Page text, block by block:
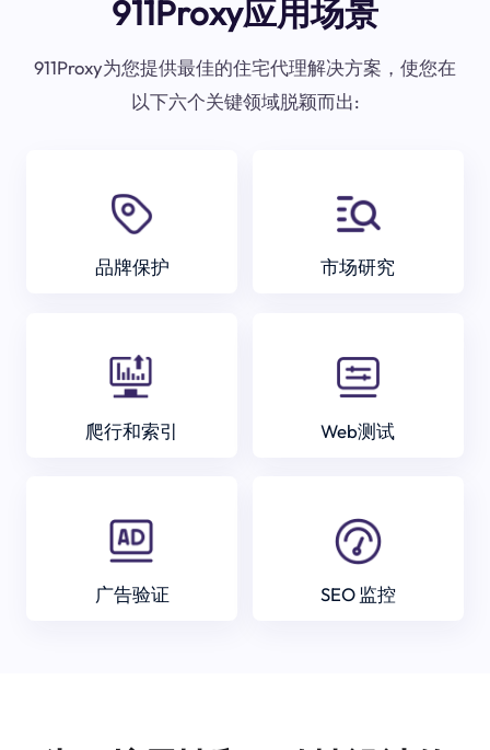
911Proxy应用场景
911Proxy为您提供最佳的住宅代理解决方案，使您在
以下六个关键领域脱颖而出:
品牌保护 市场研究
爬行和索引 Web测试
广告验证 SEO 监控